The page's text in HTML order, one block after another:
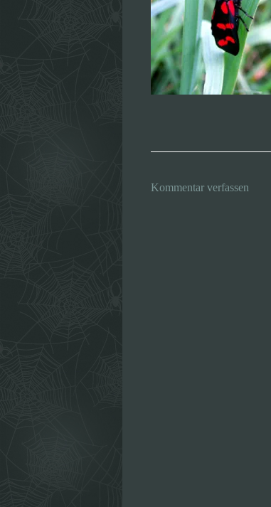
Kommentar verfassen